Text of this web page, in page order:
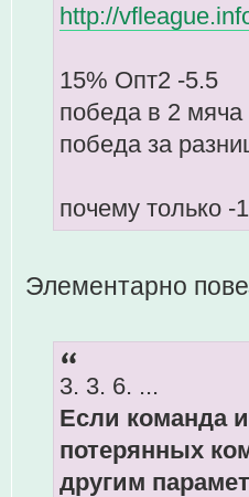
http://
15% Опт2 -5.5
победа в 2 мяча
победа за
почему только -
Элементарно
3. 3. 6. ...
Если команда
потерянных
другим